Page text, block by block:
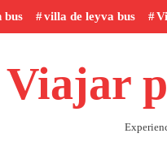
bus villa de leyva bus
Viajar